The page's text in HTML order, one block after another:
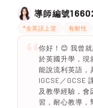
導師編號
*全英語上堂 有耐性
你好！😊 我曾
於英國升學，現
能說流利英語，
IGCSE／GCSE
及教學經驗，會
習，耐心教導，